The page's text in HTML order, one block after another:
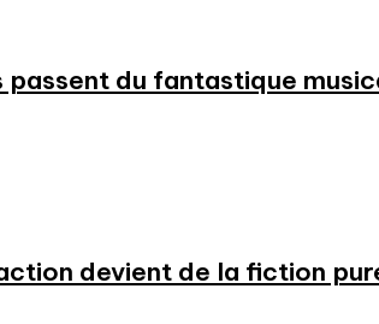
du fantastique
devient de la fiction